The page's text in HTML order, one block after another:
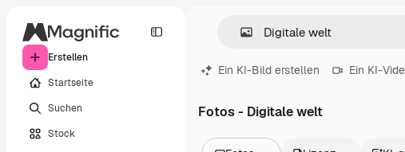
Erstellen
Startseite
Suchen
Stock
Ein KI-Bild erstellen Ein KI-
Fotos - Digitale welt